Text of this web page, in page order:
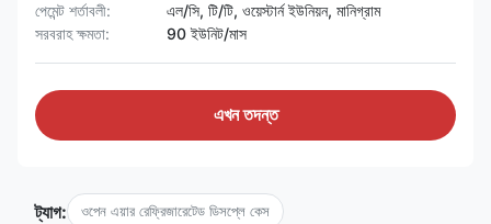
পেমেন্ট শর্তাবলী:
এল/সি, টি/টি, ওয়েস্টার্ন ইউনিয়ন, মানিগ্রাম
সরবরাহ ক্ষমতা:
90 ইউনিট/মাস
এখন তদন্ত
ট্যাগ: ওপেন এয়ার রেফ্রিজারেটেড ডিসপ্লে কেস